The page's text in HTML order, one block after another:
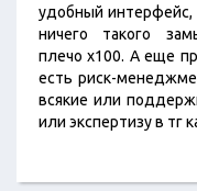
удобный интерфейс,
ничего такого
плечо х100. А еще
есть риск-
всякие или
или экспертизу в тг